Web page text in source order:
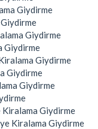
Giydirme
Giydirme
Giydirme
Giydirme
Giydirme
Giydirme
Kiralama Giydirme
Kiralama Giydirme